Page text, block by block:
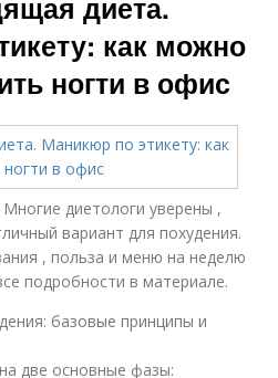
как можно
ногти в офис
диетологи уверены ,
вариант для похудения.
, польза и меню на неделю
подробности в материале.
базовые принципы и
две основные фазы: